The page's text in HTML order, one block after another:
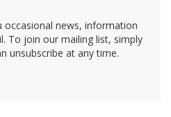
occasional news, information
To join our mailing list, simply
unsubscribe at any time.